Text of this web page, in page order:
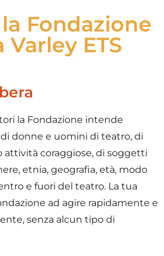
Fondazione
Varley ETS
la Fondazione intende
donne e uomini di teatro, di
attività coraggiose, di soggetti
etnia, geografia, età, modo
e fuori del teatro. La tua
ad agire rapidamente e
senza alcun tipo di